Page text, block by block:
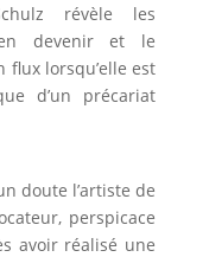
révèle les
devenir et le
lorsqu’elle est
d’un précariat
doute l’artiste de
perspicace
avoir réalisé une